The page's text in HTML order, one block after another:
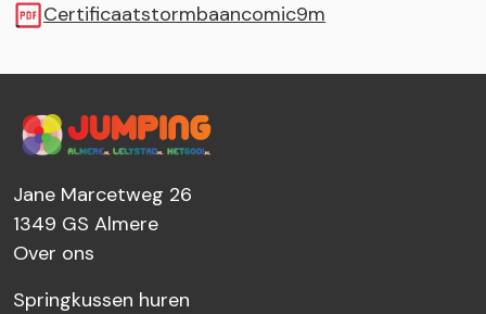
Certificaatstormbaancomic9m
Jane Marcetweg 26
1349 GS Almere
Over ons
Springkussen huren